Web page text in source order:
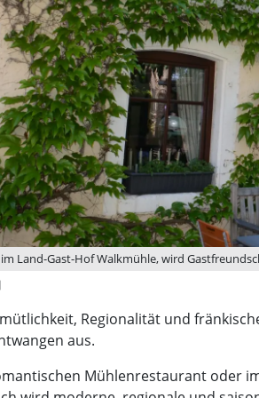
Land-Gast-Hof Walkmühle, wird
Regionalität und
aus.
Mühlenrestaurant oder